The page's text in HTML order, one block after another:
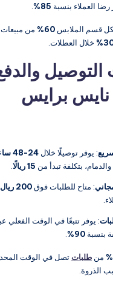
رضا العملاء بنسبة 85%
قسم الملابس 60%
من مبيعات
خلال العطلات.
برايس
: يوفر توصيلًا خلال 24-48 ساعة
بتكلفة تبدأ من 15 ريالًا
: متاح للطلبات فوق200 ريال
: يوفر تتبعًا في الوقت الفعلي
بنسبة 90%
من طلباتتصل في الوقت
الذروة.